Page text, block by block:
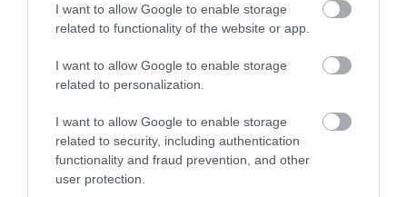
I want to allow Google to enable storage
related to functionality of the website or app.
I want to allow Google to enable storage
related to personalization.
I want to allow Google to enable storage
related to security, including authentication
functionality and fraud prevention, and other
user protection.
Εύβοια: Προσοχή! Που
οχημάτων και πεζών
09.08.2026 | 17:00
15 Αυγούστου: Πώς αμείβεται η
υποχρεωτική αργία – Τι ισχύει
για τους εργαζόμενους
09.08.2026 | 16:40
ΠΕΡΙΣΣΟΤΕΡΑ ΑΠΟ ΠΟΛΙΤΙΚΗ